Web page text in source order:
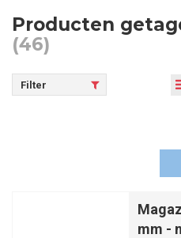
Producten
(46)
Filter
mm -